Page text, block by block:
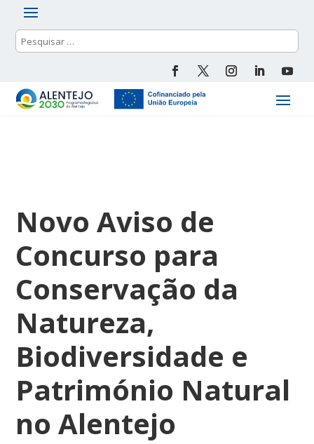
Novo Aviso de
Concurso para
Conservação da
Natureza,
Biodiversidade e
Património Natural
no Alentejo